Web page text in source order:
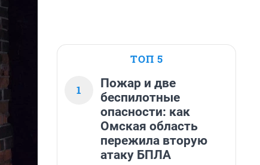
ТОП 5
1
Пожар и две
беспилотные
опасности: как
Омская область
пережила вторую
атаку БПЛА